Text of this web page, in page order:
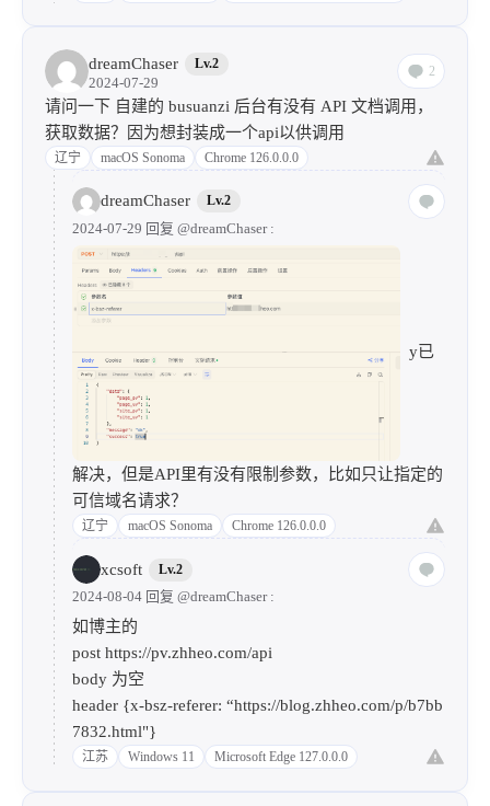
dreamChaser Lv.2
2024-07-29
2
请问一下 自建的 busuanzi 后台有没有 API 文档调用，
获取数据？因为想封装成一个api以供调用
辽宁 macOS Sonoma Chrome 126.0.0.0
dreamChaser Lv.2
2024-07-29 回复 @dreamChaser:
y已
解决，但是API里有没有限制参数，比如只让指定的
可信域名请求？
辽宁 macOS Sonoma Chrome 126.0.0.0
xcsoft Lv.2
2024-08-04 回复 @dreamChaser:
如博主的
post https://pv.zhheo.com/api
body 为空
header {x-bsz-referer: “https://blog.zhheo.com/p/b7bb
7832.html"}
江苏 Windows 11 Microsoft Edge 127.0.0.0